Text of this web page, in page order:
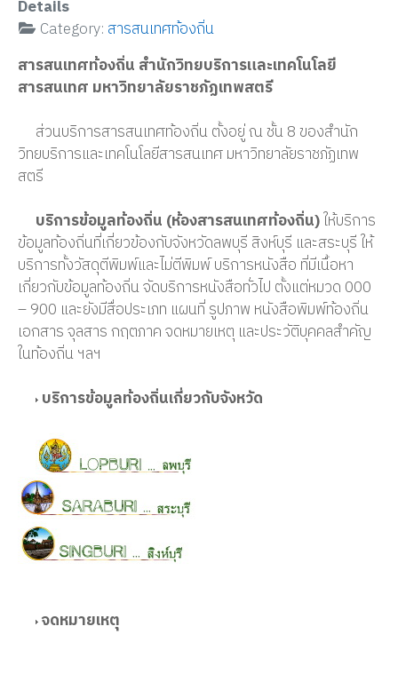
Details
Category: สารสนเทศท้องถิ่น
สารสนเทศท้องถิ่น สำนักวิทยบริการและเทคโนโลยี
สารสนเทศ มหาวิทยาลัยราชภัฏเทพสตรี
ส่วนบริการสารสนเทศท้องถิ่น ตั้งอยู่ ณ ชั้น 8 ของสำนัก
วิทยบริการและเทคโนโลยีสารสนเทศ มหาวิทยาลัยราชภัฏเทพ
สตรี
บริการข้อมูลท้องถิ่น (ห้องสารสนเทศท้องถิ่น)ให้บริการ
ข้อมูลท้องถิ่นที่เกี่ยวข้องกับจังหวัดลพบุรี สิงห์บุรี และสระบุรี ให้
บริการทั้งวัสดุตีพิมพ์และไม่ตีพิมพ์ บริการหนังสือ ที่มีเนื้อหา
เกี่ยวกับข้อมูลท้องถิ่น จัดบริการหนังสือทั่วไป ตั้งแต่หมวด 000
– 900 และยังมีสื่อประเภท แผนที่ รูปภาพ หนังสือพิมพ์ท้องถิ่น
เอกสาร จุลสาร กฤตภาค จดหมายเหตุ และประวัติบุคคลสำคัญ
ในท้องถิ่น ฯลฯ
บริการข้อมูลท้องถิ่นเกี่ยวกับจังหวัด
จดหมายเหตุ